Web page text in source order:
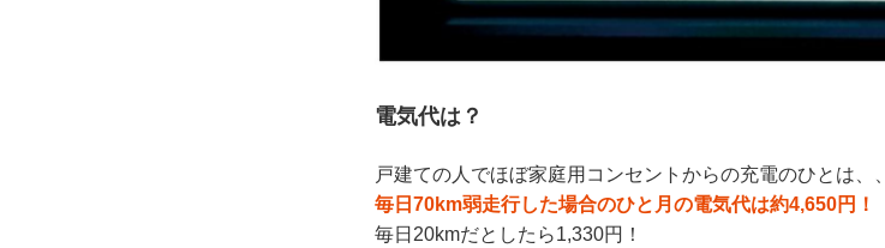
電気代は？
戸建ての人でほぼ家庭用コンセントからの充電のひとは、、
毎日70km弱走行した場合のひと月の電気代は約4,650円！
毎日20kmだとしたら1,330円！